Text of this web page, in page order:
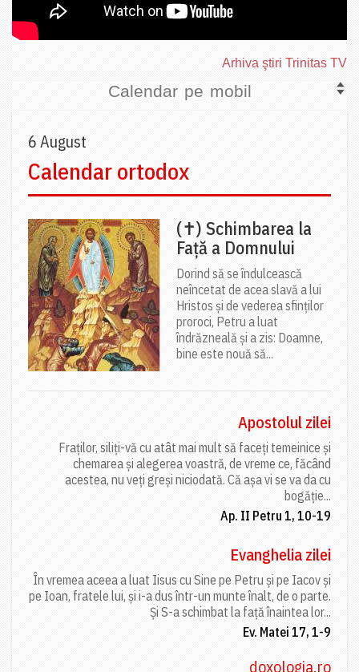
Arhiva ştiri Trinitas TV
Calendar pe mobil
6 August
Calendar ortodox
(✝) Schimbarea la
Față a Domnului
Dorind să se îndulcească
neîncetat de acea slavă a lui
Hristos și de vederea sfinților
proroci, Petru a luat
îndrăzneală și a zis: Doamne,
bine este nouă să...
Apostolul zilei
Fraților, siliți-vă cu atât mai mult să faceți temeinice și
chemarea și alegerea voastră, de vreme ce, făcând
acestea, nu veți greși niciodată. Că așa vi se va da cu
bogăție...
Ap. II Petru 1, 10-19
Evanghelia zilei
În vremea aceea a luat Iisus cu Sine pe Petru și pe Iacov și
pe Ioan, fratele lui, și i-a dus într-un munte înalt, de o parte.
Și S-a schimbat la față înaintea lor...
Ev. Matei 17, 1-9
doxologia.ro